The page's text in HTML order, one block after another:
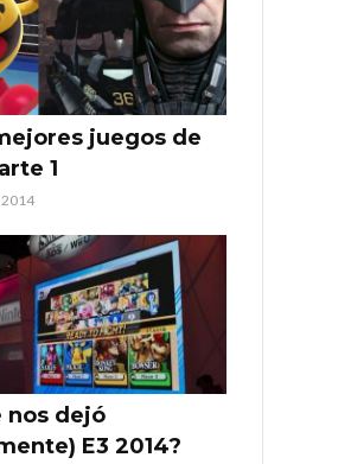
juegos de
1
nos dejó
E3 2014?